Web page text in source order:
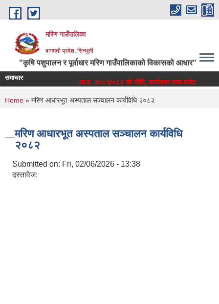
Skip to main content
मरिण गाउँपालिका
बागमती प्रदेश, सिन्धुली
"कृषि पशुपालन र पूर्वाधार मरिण गाउँपालिकाको विकासको आधार"
समाचार
तथा बजेट आ.व. २०८१/०८२ को नीति, कार्यक्रम तथा बजेट
You are here
Home » मरिण आधारभूत अस्पताल सञ्चालन कार्यविधि २०८२
मरिण आधारभूत अस्पताल सञ्चालन कार्यविधि
२०८२
Submitted on: Fri, 02/06/2026 - 13:38
दस्तावेज: